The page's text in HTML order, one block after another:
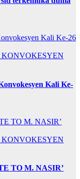
Kali Ke-
TO M. NASIR’